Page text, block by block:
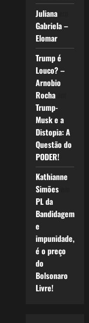
Julianaem
Gabriela –
Elomar
Trump é
Louco? –
Arnobio
Rochaem
Trump-
Musk e a
Distopia: A
Questão do
PODER!
Kathianne
Simõesem
PL da
Bandidagem
e
impunidade,
é o preço
do
Bolsonaro
Livre!